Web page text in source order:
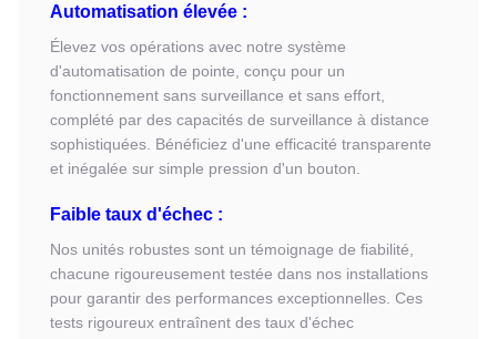
Automatisation élevée :
Élevez vos opérations avec notre système
d'automatisation de pointe, conçu pour un
fonctionnement sans surveillance et sans effort,
complété par des capacités de surveillance à distance
sophistiquées. Bénéficiez d'une efficacité transparente
et inégalée sur simple pression d'un bouton.
Faible taux d'échec :
Nos unités robustes sont un témoignage de fiabilité,
chacune rigoureusement testée dans nos installations
pour garantir des performances exceptionnelles. Ces
tests rigoureux entraînent des taux d'échec